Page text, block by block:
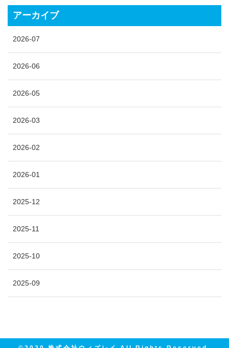
アーカイブ
2026-07
2026-06
2026-05
2026-03
2026-02
2026-01
2025-12
2025-11
2025-10
2025-09